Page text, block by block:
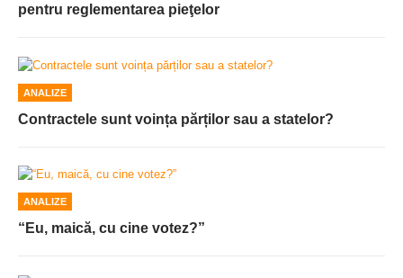
pentru reglementarea pieţelor
ANALIZE
Contractele sunt voința părților sau a statelor?
ANALIZE
“Eu, maică, cu cine votez?”